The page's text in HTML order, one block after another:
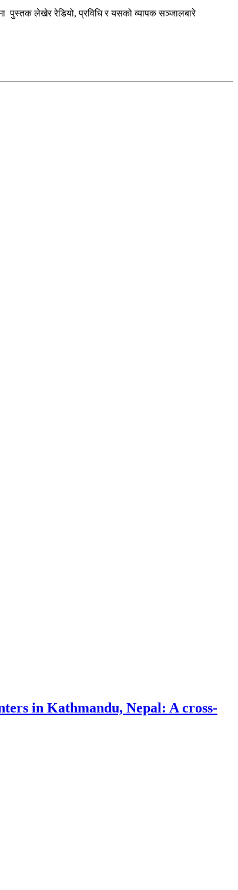
पुस्तक लेखेर रेडियो, प्रविधि र यसको व्यापक सञ्जालबारे
in Kathmandu, Nepal: A cross-